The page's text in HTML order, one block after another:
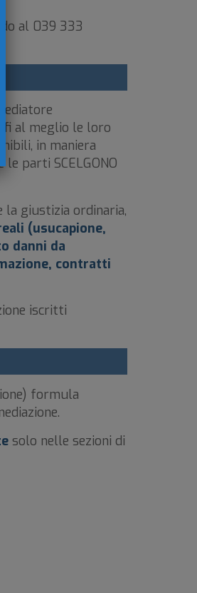
al 039 333
al meglio le loro
in maniera
parti SCELGONO
la giustizia ordinaria,
(usucapione,
danni da
contratti
iscritti
formula
solo nelle sezioni di